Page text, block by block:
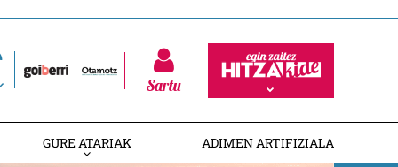
Sartu
GURE ATARIAK ADIMEN ARTIFIZIALA